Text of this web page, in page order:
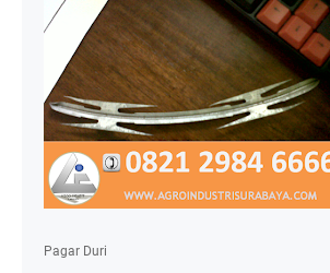
Pagar Duri